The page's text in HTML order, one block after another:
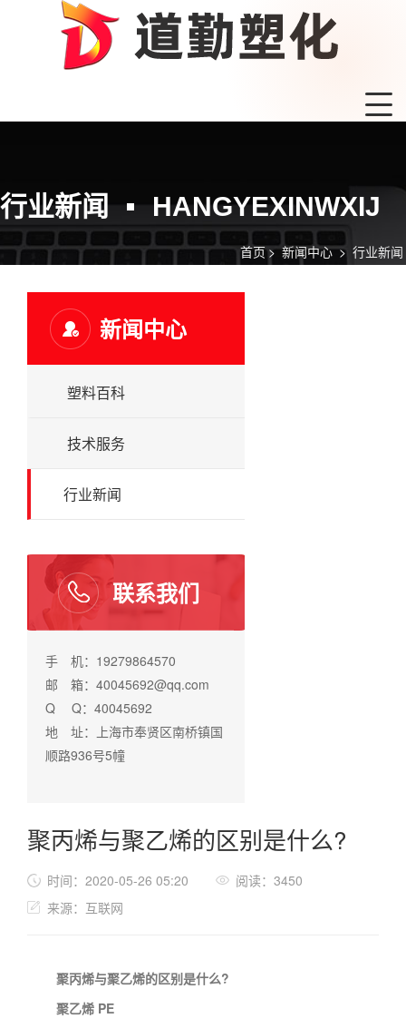
行业新闻 HANGYEXINWXIJ
首页 >新闻中心> 行业新闻
新闻中心
塑料百科
技术服务
行业新闻
联系我们
手 机：19279864570
邮 箱：40045692@qq.com
Q Q：40045692
地 址：上海市奉贤区南桥镇国
顺路936号5幢
聚丙烯与聚乙烯的区别是什么?
时间：2020-05-26 05:20
阅读：3450
来源：互联网
聚丙烯与聚乙烯的区别是什么?
聚乙烯 PE